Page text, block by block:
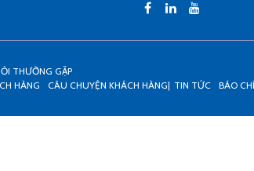
THƯỜNG GẶP
HÀNG CÂU CHUYỆN KHÁCH HÀNG TIN TỨC BÁO CHÍ